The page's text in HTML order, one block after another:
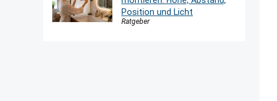
Position und Licht
Ratgeber